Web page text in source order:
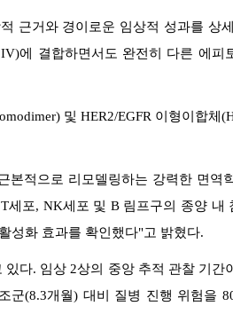
근거와 경이로운 임상적 성과를 상
에 결합하면서도 완전히 다른 에피
및 HER2/EGFR 이형이합체
본적으로 리모델링하는 강력한 면역
포, NK세포 및 B 림프구의 종양 내
성화 효과를 확인했다"고 밝혔다.
다. 임상 2상의 중앙 추적 관찰 기
군(8.3개월) 대비 질병 진행 위험을